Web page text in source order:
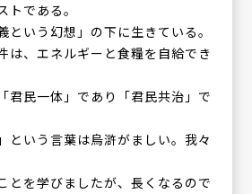
トである。
という幻想」の下に生きている。
は、エネルギーと食糧を自給でき
君民一体」であり「君民共治」で
という言葉は烏滸がましい。我々
とを学びましたが、長くなるので